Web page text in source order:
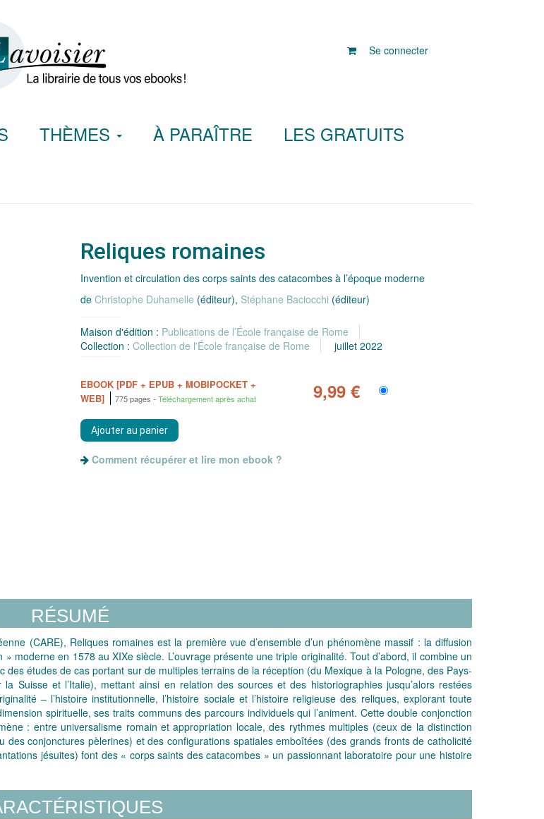
Se connecter
THÈMES À PARAÎTRE LES GRATUITS
Reliques romaines
Invention et circulation des corps saints des catacombes à l’époque moderne
de Christophe Duhamelle (éditeur), Stéphane Baciocchi (éditeur)
Maison d'édition : Publications de l’École française de Rome
Collection : Collection de l'École française de Rome juillet 2022
EBOOK [PDF + EPUB + MOBIPOCKET +
WEB]
775 pages Téléchargement après achat 9,99 €
Comment récupérer et lire mon ebook ?
RÉSUMÉ
(CARE), Reliques romaines est la première vue d’ensemble d’un phénomène massif : la diffusion
en 1578 au XIXe siècle. L’ouvrage présente une triple originalité. Tout d’abord, il combine un
études de cas portant sur de multiples terrains de la réception (du Mexique à la Pologne, des Pays-
Suisse et l’Italie), mettant ainsi en relation des sources et des historiographies jusqu’alors restées
– l’histoire institutionnelle, l’histoire sociale et l’histoire religieuse des reliques, explorant toute
spirituelle, ses traits communs des parcours individuels qui l’animent. Cette double conjonction
: entre universalisme romain et appropriation locale, des rythmes multiples (ceux de la distinction
conjonctures pèlerines) et des configurations spatiales emboîtées (des grands fronts de catholicité
jésuites) font des « corps saints des catacombes » un passionnant laboratoire pour une histoire